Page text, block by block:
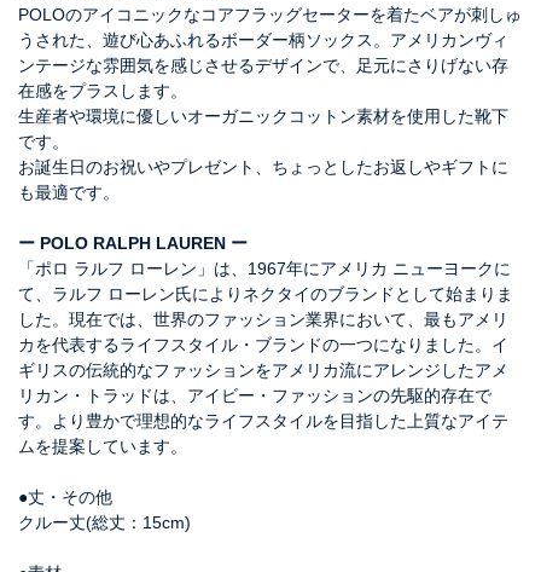
POLOのアイコニックなコアフラッグセーターを着たベアが刺しゅ
うされた、遊び心あふれるボーダー柄ソックス。アメリカンヴィ
ンテージな雰囲気を感じさせるデザインで、足元にさりげない存
在感をプラスします。
生産者や環境に優しいオーガニックコットン素材を使用した靴下
です。
お誕生日のお祝いやプレゼント、ちょっとしたお返しやギフトに
も最適です。
ー POLO RALPH LAUREN ー
「ポロ ラルフ ローレン」は、1967年にアメリカ ニューヨークに
て、ラルフ ローレン氏によりネクタイのブランドとして始まりま
した。現在では、世界のファッション業界において、最もアメリ
カを代表するライフスタイル・ブランドの一つになりました。イ
ギリスの伝統的なファッションをアメリカ流にアレンジしたアメ
リカン・トラッドは、アイビー・ファッションの先駆的存在で
す。より豊かで理想的なライフスタイルを目指した上質なアイテ
ムを提案しています。
●丈・その他
クルー丈(総丈：15cm)